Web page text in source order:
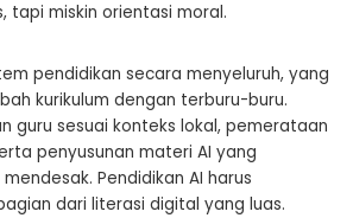
tapi miskin orientasi moral.
pendidikan secara menyeluruh, yang
kurikulum dengan terburu-buru.
guru sesuai konteks lokal, pemerataan
penyusunan materi AI yang
Pendidikan AI harus
dari literasi digital yang luas.